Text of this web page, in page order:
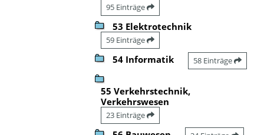
95 Einträge
53 Elektrotechnik
59 Einträge
54 Informatik 58 Einträge
55 Verkehrstechnik,
Verkehrswesen
23 Einträge